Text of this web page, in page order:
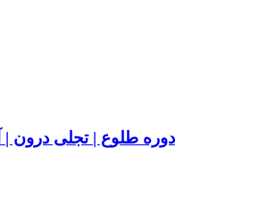
دوره طلوع | تجلی درون |